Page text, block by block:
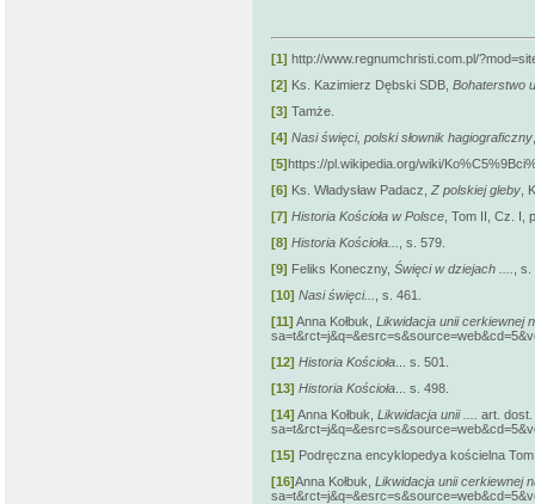
[1] http://www.regnumchristi.com.pl/
[2] Ks. Kazimierz Dębski SDB, Bohaterstwo
[3] Tamże.
[4] Nasi święci, polski słownik hagiograficzny
[5]https://pl.wikipedia.org/wiki/
[6] Ks. Władysław Padacz, Z polskiej gleby ,
[7] Historia Kościoła w Polsce , Tom II, Cz.
[8] Historia Kościoła...
, s. 579.
[9] Feliks Koneczny, Święci w dziejach ....
,
[10] Nasi święci...
, s. 461.
[11] Anna Kołbuk, Likwidacja unii cerkiewnej
[12] Historia Kościoła ... s. 501.
[13] Historia Kościoła ... s. 498.
[14] Anna Kołbuk, Likwidacja unii ....
art.
[15] Podręczna encyklopedya kościelna
[16]Anna Kołbuk, Likwidacja unii cerkiewnej